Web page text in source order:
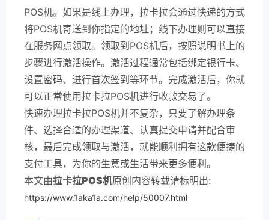
POS机。如果是线上办理，拉卡拉会通过快递的方式
将POS机寄送到你指定的地址；线下办理则可以直接
在服务网点领取。领取到POS机后，按照说明书上的
步骤进行激活操作。激活过程通常包括绑定银行卡、
设置密码、进行首次签到等环节。完成激活后，你就
可以正常使用拉卡拉POS机进行收款交易了。
快速办理拉卡拉POS机并不复杂，只要了解办理条
件、选择合适的办理渠道、认真提交申请并配合审
核，最后完成领取与激活，就能顺利拥有这款便捷的
支付工具，为你的生意或生活带来更多便利。
本文由拉卡拉POS机原创内容转载请标明出:
https://www.1aka1a.com/help/50007.html